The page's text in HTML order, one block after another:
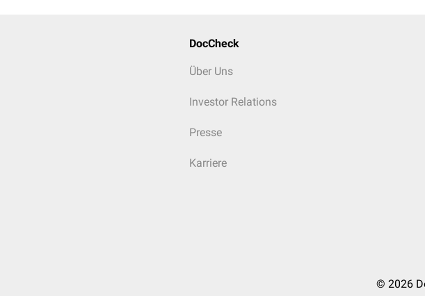
DocCheck
Über Uns
Investor Relations
Presse
Karriere
© 2026